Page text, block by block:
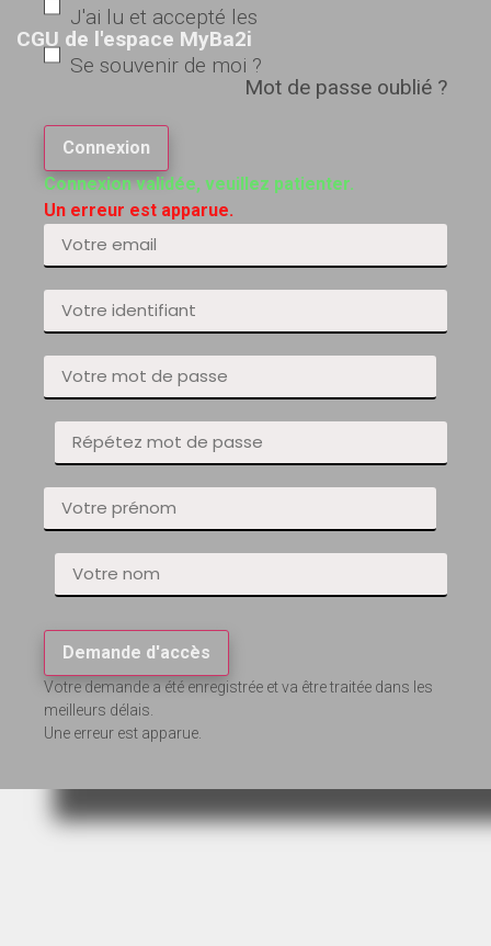
J'ai lu et accepté les
CGU de l'espace MyBa2i
Se souvenir de moi ?
Mot de passe oublié ?
Connexion
Connexion validée, veuillez patienter.
Un erreur est apparue.
Demande d'accès
Votre demande a été enregistrée et va être traitée dans les
meilleurs délais.
Une erreur est apparue.